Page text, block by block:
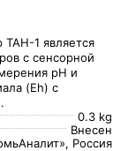
1 является
с сенсорной
рН и
(Eh) с
0.3 kg
Внесен
Россия